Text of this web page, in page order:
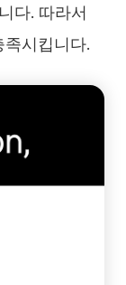
다. 따라서
족시킵니다.